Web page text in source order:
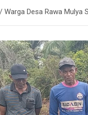
Warga Desa Rawa Mulya